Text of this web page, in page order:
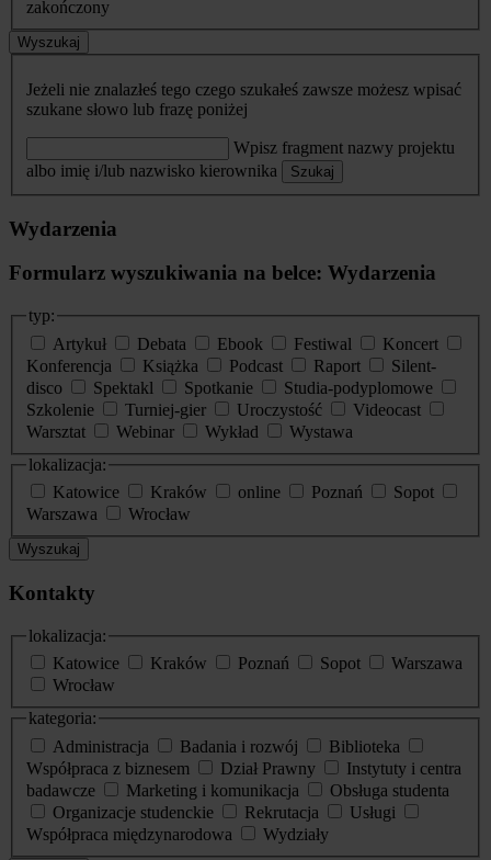
zakończony
Wyszukaj
Jeżeli nie znalazłeś tego czego szukałeś zawsze możesz wpisać
szukane słowo lub frazę poniżej
Wpisz fragment nazwy projektu
albo imię i/lub nazwisko kierownika
Szukaj
Wydarzenia
Formularz wyszukiwania na belce: Wydarzenia
typ:
Artykuł
Debata Ebook Festiwal
Koncert
Konferencja
Książka Podcast Raport
Silent-
disco
Spektakl Spotkanie
Studia-podyplomowe
Szkolenie
Turniej-gier Uroczystość
Videocast
Warsztat
Webinar Wykład
Wystawa
lokalizacja:
Katowice
Kraków online Poznań
Sopot
Warszawa
Wrocław
Wyszukaj
Kontakty
lokalizacja:
Katowice
Kraków Poznań Sopot
Warszawa
Wrocław
kategoria:
Administracja
Badania i rozwój
Biblioteka
Współpraca z biznesem
Dział Prawny
Instytuty i centra
badawcze
Marketing i komunikacja
Obsługa studenta
Organizacje studenckie
Rekrutacja
Usługi
Współpraca międzynarodowa
Wydziały